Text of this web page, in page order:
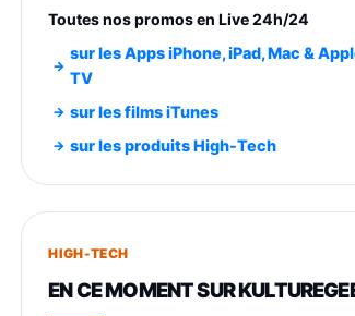
Smartphone SAMSUNG
Smartphone SAMSUNG Galaxy
S26+ Violet 256Go
749,99€1240,43€Fnac (Vendeur
648,63€
Toutes nos promos en Live 24h/24
sur les Apps iPhone, iPad, Mac &
TV
sur les films iTunes
sur les produits High-Tech
HIGH-TECH
EN CE MOMENT SUR